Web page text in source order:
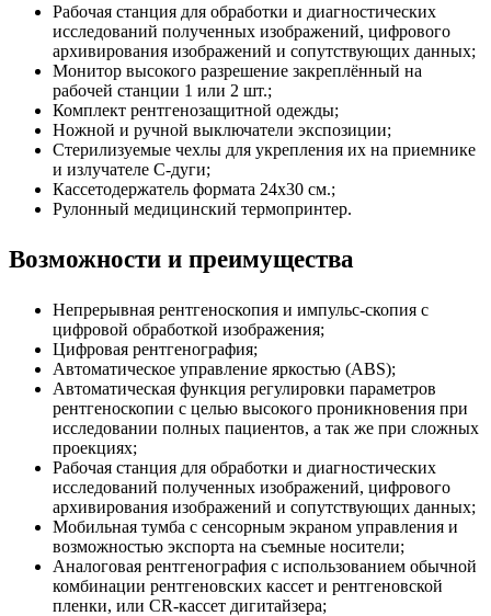
Рабочая станция для обработки и диагностических
исследований полученных изображений, цифрового
архивирования изображений и сопутствующих данных;
Монитор высокого разрешение закреплённый на
рабочей станции 1 или 2 шт.;
Комплект рентгенозащитной одежды;
Ножной и ручной выключатели экспозиции;
Стерилизуемые чехлы для укрепления их на приемнике
и излучателе С-дуги;
Кассетодержатель формата 24х30 см.;
Рулонный медицинский термопринтер.
Возможности и преимущества
Непрерывная рентгеноскопия и импульс-скопия с
цифровой обработкой изображения;
Цифровая рентгенография;
Автоматическое управление яркостью (ABS);
Автоматическая функция регулировки параметров
рентгеноскопии с целью высокого проникновения при
исследовании полных пациентов, а так же при сложных
проекциях;
Рабочая станция для обработки и диагностических
исследований полученных изображений, цифрового
архивирования изображений и сопутствующих данных;
Мобильная тумба с сенсорным экраном управления и
возможностью экспорта на съемные носители;
Аналоговая рентгенография с использованием обычной
комбинации рентгеновских кассет и рентгеновской
пленки, или CR-кассет дигитайзера;